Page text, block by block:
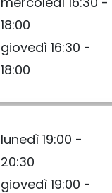
18:00
giovedì 16:30 -
18:00
lunedì 19:00 -
20:30
giovedì 19:00 -